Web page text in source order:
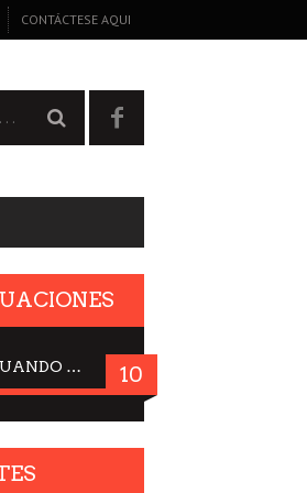
CONTÁCTESE AQUI
LA BRUJULA N°15 – CUANDO LA CIENCIA MIRA AL CIELO, DRA. ELISABETH KÜBLER-ROSS 10